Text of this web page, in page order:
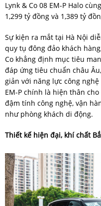
Lynk & Co 08 EM-P Halo
1,299 tỷ đồng và 1,389 tỷ
Sự kiện ra mắt tại Hà Nội
quy tụ đông đảo khách
Co khẳng định mục tiêu
đáp ứng tiêu chuẩn châu
giản với năng lực công
EM-P chính là hiện thân
đậm tính công nghệ, vận
như phòng khách di động.
Thiết kế hiện đại, khí chất